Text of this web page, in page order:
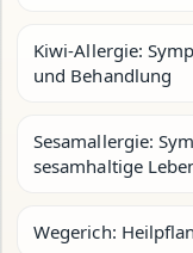
Kiwi-Allergie:
und Behandlung
Sesamallergie:
sesamhaltige
Wegerich: